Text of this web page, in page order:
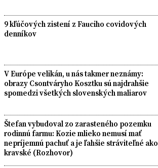
9 kľúčových zistení z Fauciho covidových
denníkov
V Európe velikán, u nás takmer neznámy:
obrazy Csontváryho Kosztku sú najdrahšie
spomedzi všetkých slovenských maliarov
Štefan vybudoval zo zarasteného pozemku
rodinnú farmu: Kozie mlieko nemusí mať
nepríjemnú pachuť a je ľahšie stráviteľné ako
kravské (Rozhovor)